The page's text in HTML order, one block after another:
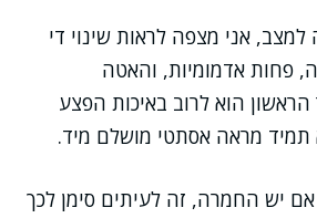
למצב, אני מצפה לראות שינוי די
פחות אדמומיות, והאטה
הוא לרוב באיכות הפצע
תמיד מראה אסתטי מושלם מיד.
אם יש החמרה, זה לעיתים סימן לכך